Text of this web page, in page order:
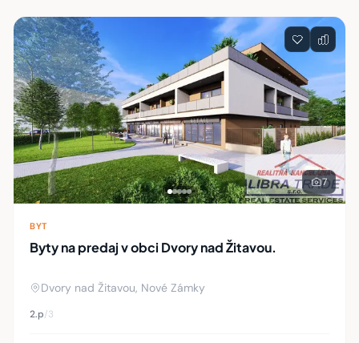
Zoznam nehnuteľností
7
BYT
Byty na predaj v obci Dvory nad Žitavou.
Dvory nad Žitavou, Nové Zámky
2.p/3